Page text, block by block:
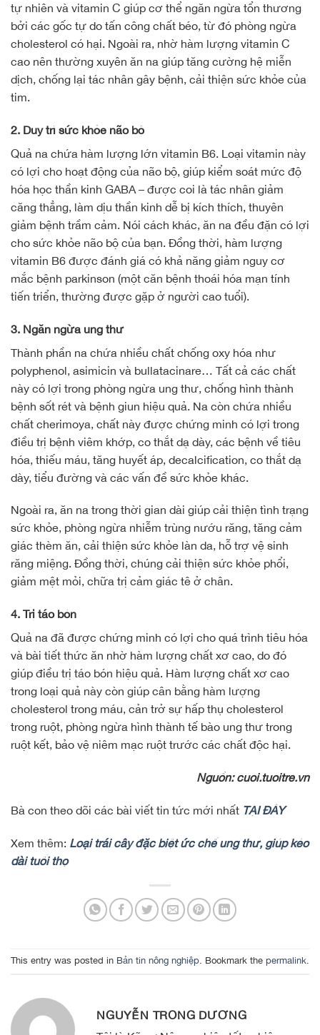
tự nhiên và vitamin C giúp cơ thể ngăn ngừa tổn thương
bởi các gốc tự do tấn công chất béo, từ đó phòng ngừa
cholesterol có hại. Ngoài ra, nhờ hàm lượng vitamin C
cao nên thường xuyên ăn na giúp tăng cường hệ miễn
dịch, chống lại tác nhân gây bệnh, cải thiện sức khỏe của
tim.
2. Duy trì sức khỏe não bộ
Quả na chứa hàm lượng lớn vitamin B6. Loại vitamin này
có lợi cho hoạt động của não bộ, giúp kiểm soát mức độ
hóa học thần kinh GABA – được coi là tác nhân giảm
căng thẳng, làm dịu thần kinh dễ bị kích thích, thuyên
giảm bệnh trầm cảm. Nói cách khác, ăn na đều đặn có lợi
cho sức khỏe não bộ của bạn. Đồng thời, hàm lượng
vitamin B6 được đánh giá có khả năng giảm nguy cơ
mắc bệnh parkinson (một căn bệnh thoái hóa mạn tính
tiến triển, thường được gặp ở người cao tuổi).
3. Ngăn ngừa ung thư
Thành phần na chứa nhiều chất chống oxy hóa như
polyphenol, asimicin và bullatacinare… Tất cả các chất
này có lợi trong phòng ngừa ung thư, chống hình thành
bệnh sốt rét và bệnh giun hiệu quả. Na còn chứa nhiều
chất cherimoya, chất này được chứng minh có lợi trong
điều trị bệnh viêm khớp, co thắt dạ dày, các bệnh về tiêu
hóa, thiếu máu, tăng huyết áp, decalcification, co thắt dạ
dày, tiểu đường và các vấn đề sức khỏe khác.
Ngoài ra, ăn na trong thời gian dài giúp cải thiện tình trạng
sức khỏe, phòng ngừa nhiễm trùng nướu răng, tăng cảm
giác thèm ăn, cải thiện sức khỏe làn da, hỗ trợ vệ sinh
răng miệng. Đồng thời, chúng cải thiện sức khỏe phổi,
giảm mệt mỏi, chữa trị cảm giác tê ở chân.
4. Trị táo bón
Quả na đã được chứng minh có lợi cho quá trình tiêu hóa
và bài tiết thức ăn nhờ hàm lượng chất xơ cao, do đó
giúp điều trị táo bón hiệu quả. Hàm lượng chất xơ cao
trong loại quả này còn giúp cân bằng hàm lượng
cholesterol trong máu, cản trở sự hấp thụ cholesterol
trong ruột, phòng ngừa hình thành tế bào ung thư trong
ruột kết, bảo vệ niêm mạc ruột trước các chất độc hại.
Nguồn: cuoi.tuoitre.vn
Bà con theo dõi các bài viết tin tức mới nhất TẠI ĐÂY
Xem thêm: Loại trái cây đặc biệt ức chế ung thư, giúp kéo
dài tuổi thọ
This entry was posted in Bản tin nông nghiệp . Bookmark the permalink
NGUYỄN TRỌNG DƯƠNG